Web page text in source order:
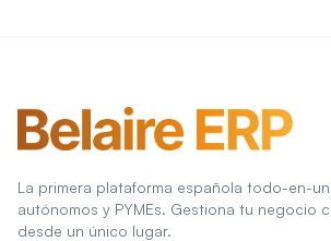
La primera plataforma española todo-en-
autónomos y PYMEs. Gestiona tu negocio
desde un único lugar.